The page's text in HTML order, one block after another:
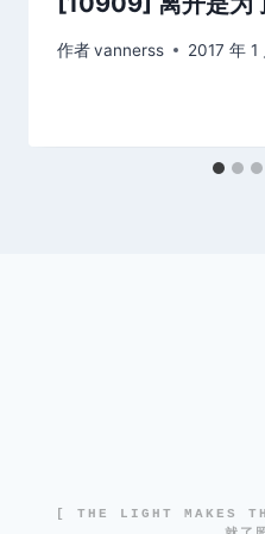
作者vannerss 2017 年 1
[ THE LIGHT MAKES